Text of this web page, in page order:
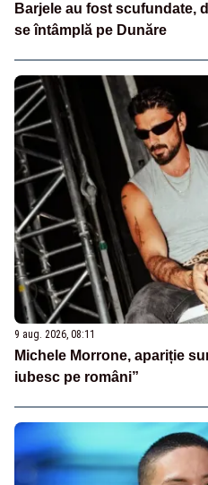
Barjele au fost scufundate,
se întâmplă pe Dunăre
9 aug. 2026, 08:11
Michele Morrone, apariție
iubesc pe români”